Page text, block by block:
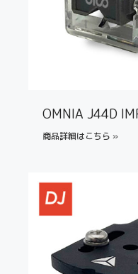
OMNIA J44D
商品詳細はこちら »